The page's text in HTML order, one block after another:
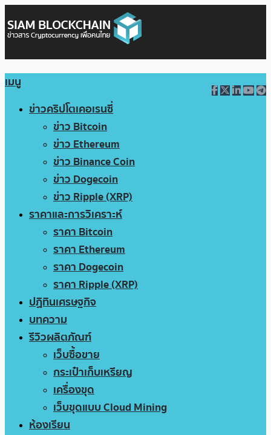
เมนู
ข่าวคริปโตเคอเรนซี่
ข่าว Bitcoin
ข่าว Ethereum
ข่าว Binance Coin
ข่าว Dogecoin
ข่าว Ripple (XRP)
ราคาและการวิเคราะห์
ราคา Bitcoin
ราคา Ethereum
ราคา Dogecoin
ราคา Ripple (XRP)
ปฏิทินเศรษฐกิจ
บทความ
รีวิวผลิตภัณฑ์
เว็บซื้อขาย
กระเป๋าเก็บเหรียญ
เครื่องขุด
เว็บขุดแบบ Cloud Mining
ห้องเรียน